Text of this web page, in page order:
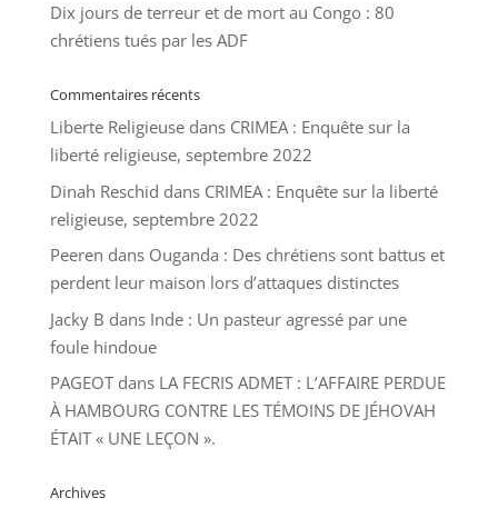
Dix jours de terreur et de mort au Congo : 80
chrétiens tués par les ADF
Commentaires récents
Liberte Religieusedans CRIMEA : Enquête sur la
liberté religieuse, septembre 2022
Dinah Reschid dans CRIMEA : Enquête sur la liberté
religieuse, septembre 2022
Peeren dans Ouganda : Des chrétiens sont battus et
perdent leur maison lors d’attaques distinctes
Jacky B dans Inde : Un pasteur agressé par une
foule hindoue
PAGEOTdans LA FECRIS ADMET : L’AFFAIRE PERDUE
À HAMBOURG CONTRE LES TÉMOINS DE JÉHOVAH
ÉTAIT « UNE LEÇON ».
Archives